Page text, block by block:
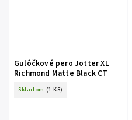
Gulôčkové pero Jotter XL
Richmond Matte Black CT
Skladom (1 KS)